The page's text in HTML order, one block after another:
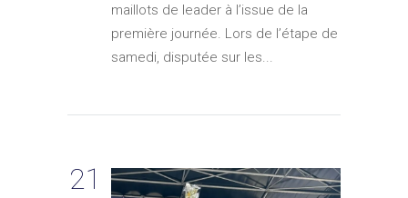
maillots de leader à l’issue de la
première journée. Lors de l’étape de
samedi, disputée sur les...
21